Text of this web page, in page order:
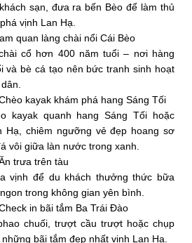
sạn, đưa ra bến Bèo để làm thủ
vịnh Lan Hạ.
quan làng chài nổi Cái Bèo
cổ hơn 400 năm tuổi – nơi hàng
và bè cá tạo nên bức tranh sinh hoạt
kayak khám phá hang Sáng Tối
kayak quanh hang Sáng Tối hoặc
Hạ, chiêm ngưỡng vẻ đẹp hoang sơ
vôi giữa làn nước trong xanh.
trưa trên tàu
vịnh để du khách thưởng thức bữa
trong không gian yên bình.
in bãi tắm Ba Trái Đào
chuối, trượt cầu trượt hoặc chụp
bãi tắm đẹp nhất vịnh Lan Hạ.